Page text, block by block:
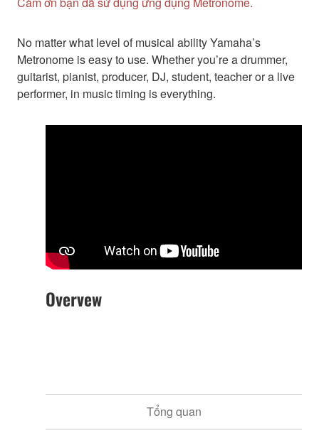
No matter what level of musical ability Yamaha’s
Metronome is easy to use. Whether you’re a drummer,
guitarist, pianist, producer, DJ, student, teacher or a live
performer, in music timing is everything.
Overvew
Tổng quan